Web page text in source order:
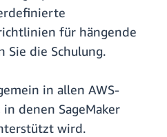
für hängende
Sie die Schulung.
in allen AWS-
denen SageMaker
wird.